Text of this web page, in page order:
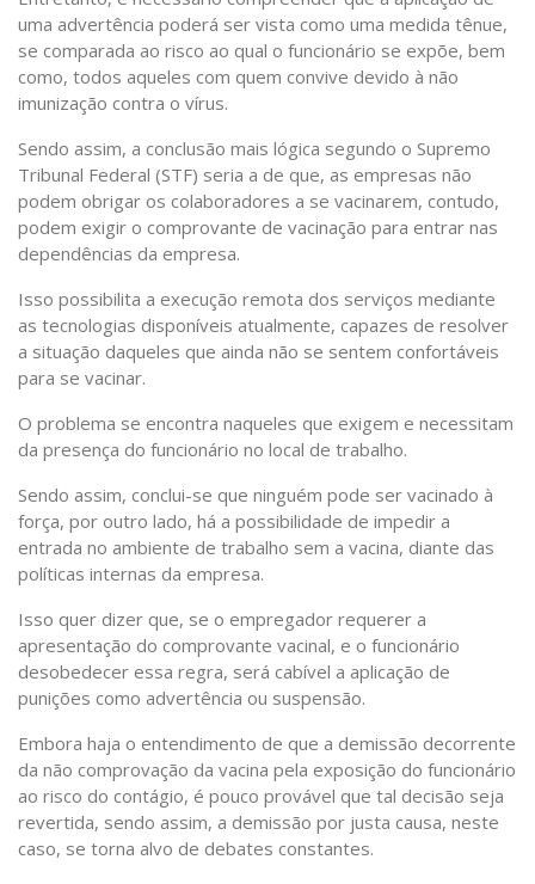
uma advertência poderá ser vista como uma medida tênue,
se comparada ao risco ao qual o funcionário se expõe, bem
como, todos aqueles com quem convive devido à não
imunização contra o vírus.
Sendo assim, a conclusão mais lógica segundo o Supremo
Tribunal Federal (STF) seria a de que, as empresas não
podem obrigar os colaboradores a se vacinarem, contudo,
podem exigir o comprovante de vacinação para entrar nas
dependências da empresa.
Isso possibilita a execução remota dos serviços mediante
as tecnologias disponíveis atualmente, capazes de resolver
a situação daqueles que ainda não se sentem confortáveis
para se vacinar.
O problema se encontra naqueles que exigem e necessitam
da presença do funcionário no local de trabalho.
Sendo assim, conclui-se que ninguém pode ser vacinado à
força, por outro lado, há a possibilidade de impedir a
entrada no ambiente de trabalho sem a vacina, diante das
políticas internas da empresa.
Isso quer dizer que, se o empregador requerer a
apresentação do comprovante vacinal, e o funcionário
desobedecer essa regra, será cabível a aplicação de
punições como advertência ou suspensão.
Embora haja o entendimento de que a demissão decorrente
da não comprovação da vacina pela exposição do funcionário
ao risco do contágio, é pouco provável que tal decisão seja
revertida, sendo assim, a demissão por justa causa, neste
caso, se torna alvo de debates constantes.